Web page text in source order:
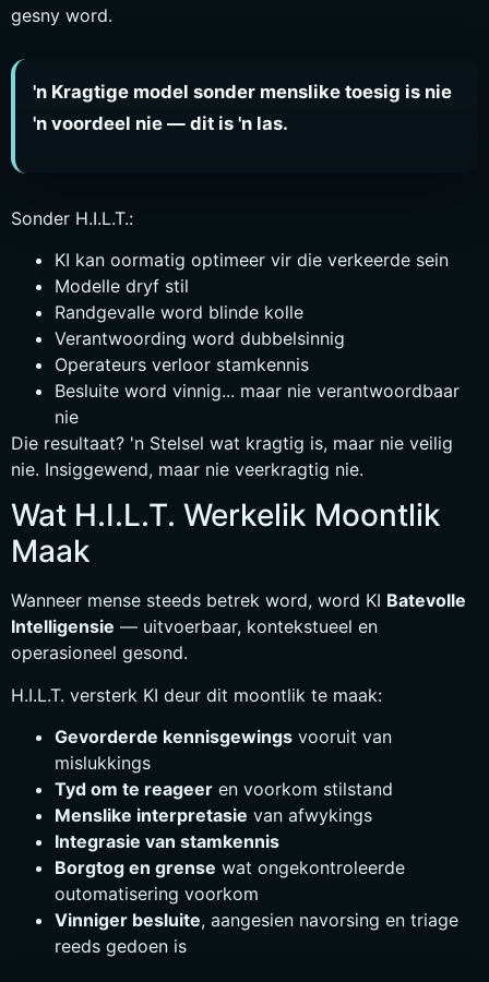
gesny word.
'n Kragtige model sonder menslike toesig is nie
'n voordeel nie — dit is 'n las.
Sonder H.I.L.T.:
KI kan oormatig optimeer vir die verkeerde sein
Modelle dryf stil
Randgevalle word blinde kolle
Verantwoording word dubbelsinnig
Operateurs verloor stamkennis
Besluite word vinnig... maar nie verantwoordbaar
nie
Die resultaat? 'n Stelsel wat kragtig is, maar nie veilig
nie. Insiggewend, maar nie veerkragtig nie.
Wat H.I.L.T. Werkelik Moontlik
Maak
Wanneer mense steeds betrek word, word KI Batevolle
Intelligensie — uitvoerbaar, kontekstueel en
operasioneel gesond.
H.I.L.T. versterk KI deur dit moontlik te maak:
Gevorderde kennisgewings vooruit van
mislukkings
Tyd om te reageer en voorkom stilstand
Menslike interpretasie van afwykings
Integrasie van stamkennis
Borgtog en grense wat ongekontroleerde
outomatisering voorkom
Vinniger besluite, aangesien navorsing en triage
reeds gedoen is